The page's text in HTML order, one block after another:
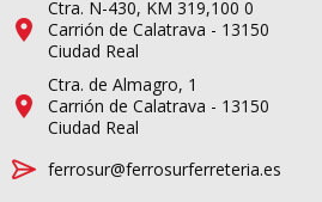
Ctra. N-430, KM 319,100 0
Carrión de Calatrava - 13150
Ciudad Real
Ctra. de Almagro, 1
Carrión de Calatrava - 13150
Ciudad Real
ferrosur@ferrosurferreteria.es